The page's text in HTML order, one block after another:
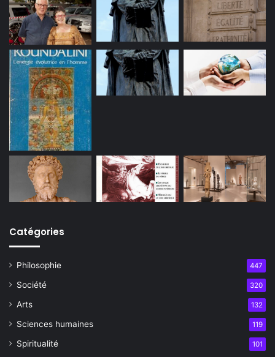
Catégories
Philosophie 447
Société 320
Arts 132
Sciences humaines 119
Spiritualité 101